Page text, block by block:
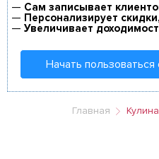
— Сам записывает
— Персонализирует
— Увеличивает
Начать пользоваться
Главная